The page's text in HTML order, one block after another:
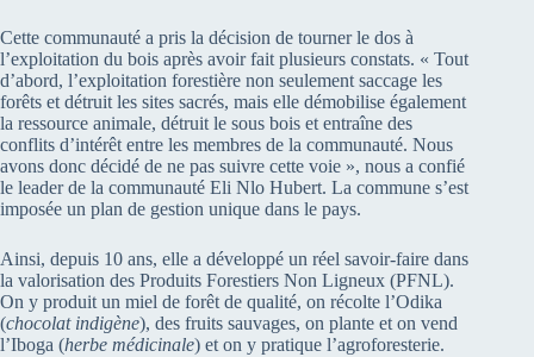
Cette communauté a pris la décision de tourner le dos à
l’exploitation du bois après avoir fait plusieurs constats. « Tout
d’abord, l’exploitation forestière non seulement saccage les
forêts et détruit les sites sacrés, mais elle démobilise également
la ressource animale, détruit le sous bois et entraîne des
conflits d’intérêt entre les membres de la communauté. Nous
avons donc décidé de ne pas suivre cette voie », nous a confié
le leader de la communauté Eli Nlo Hubert. La commune s’est
imposée un plan de gestion unique dans le pays.
Ainsi, depuis 10 ans, elle a développé un réel savoir-faire dans
la valorisation des Produits Forestiers Non Ligneux (PFNL).
On y produit un miel de forêt de qualité, on récolte l’Odika
(chocolat indigène), des fruits sauvages, on plante et on vend
l’Iboga (herbe médicinale) et on y pratique l’agroforesterie.